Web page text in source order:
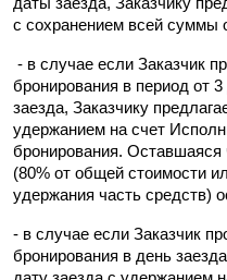
с сохранением всей суммы
- в случае если Заказчик
бронирования в период от
заезда, Заказчику
удержанием на счет
бронирования.
(80% от общей стоимости
удержания часть средств)
- в случае если Заказчик
бронирования в день